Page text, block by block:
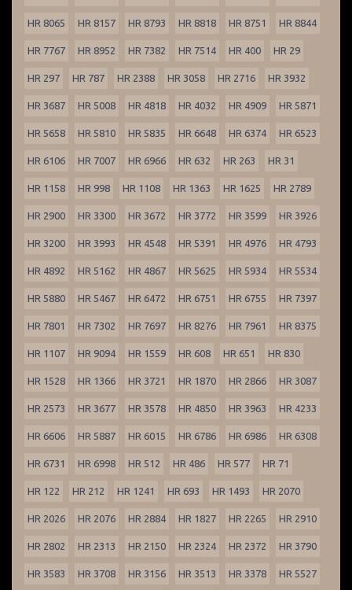
HR 8065 HR 8157 HR 8793 HR 8818 HR 8751 HR 8844
HR 7767 HR 8952 HR 7382 HR 7514 HR 400 HR 29
HR 297 HR 787 HR 2388 HR 3058 HR 2716 HR 3932
HR 3687 HR 5008 HR 4818 HR 4032 HR 4909 HR 5871
HR 5658 HR 5810 HR 5835 HR 6648 HR 6374 HR 6523
HR 6106 HR 7007 HR 6966 HR 632 HR 263 HR 31
HR 1158 HR 998 HR 1108 HR 1363 HR 1625 HR 2789
HR 2900 HR 3300 HR 3672 HR 3772 HR 3599 HR 3926
HR 3200 HR 3993 HR 4548 HR 5391 HR 4976 HR 4793
HR 4892 HR 5162 HR 4867 HR 5625 HR 5934 HR 5534
HR 5880 HR 5467 HR 6472 HR 6751 HR 6755 HR 7397
HR 7801 HR 7302 HR 7697 HR 8276 HR 7961 HR 8375
HR 1107 HR 9094 HR 1559 HR 608 HR 651 HR 830
HR 1528 HR 1366 HR 3721 HR 1870 HR 2866 HR 3087
HR 2573 HR 3677 HR 3578 HR 4850 HR 3963 HR 4233
HR 6606 HR 5887 HR 6015 HR 6786 HR 6986 HR 6308
HR 6731 HR 6998 HR 512 HR 486 HR 577 HR 71
HR 122 HR 212 HR 1241 HR 693 HR 1493 HR 2070
HR 2026 HR 2076 HR 2884 HR 1827 HR 2265 HR 2910
HR 2802 HR 2313 HR 2150 HR 2324 HR 2372 HR 3790
HR 3583 HR 3708 HR 3156 HR 3513 HR 3378 HR 5527